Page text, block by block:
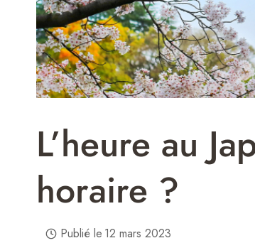
L’heure au
horaire ?
Publié le 12 mars 2023